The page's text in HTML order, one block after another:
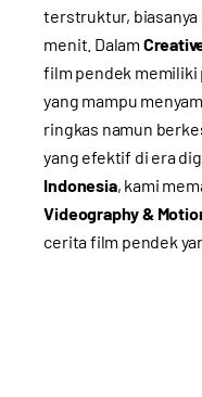
terstruktur, biasanya
menit. Dalam
film pendek memiliki
yang mampu
ringkas namun
yang efektif di era
Indonesia, kami
Videography &
cerita film pendek